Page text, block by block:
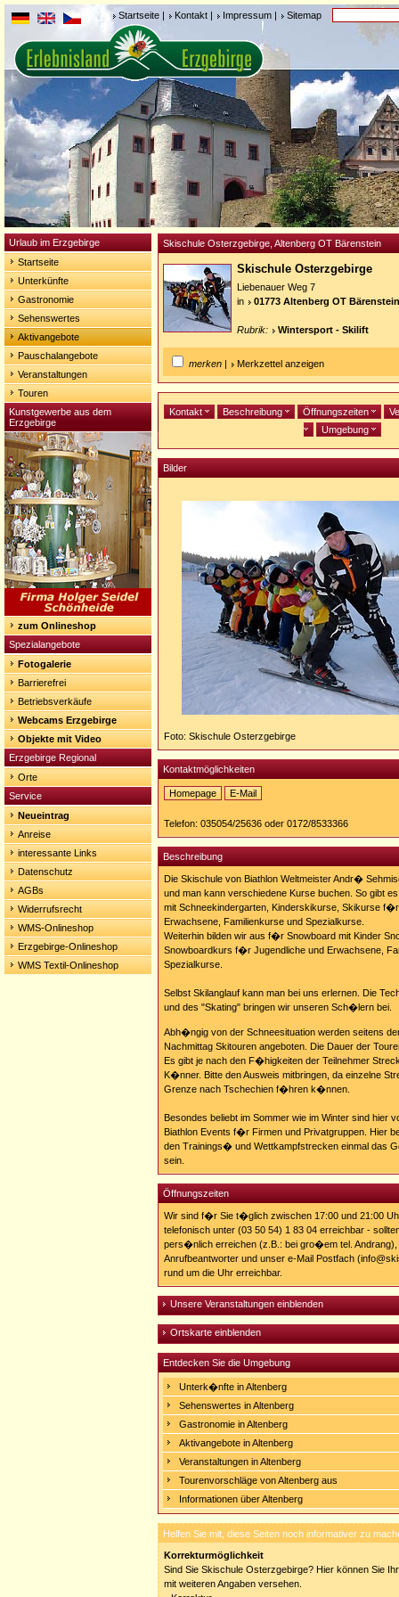
Startseite | Kontakt | Impressum | Sitemap
Urlaub im Erzgebirge
Startseite
Unterkünfte
Gastronomie
Sehenswertes
Aktivangebote
Pauschalangebote
Veranstaltungen
Touren
Kunstgewerbe aus dem
Erzgebirge
zum Onlineshop
Spezialangebote
Fotogalerie
Barrierefrei
Betriebsverkäufe
Webcams Erzgebirge
Objekte mit Video
Erzgebirge Regional
Orte
Service
Neueintrag
Anreise
interessante Links
Datenschutz
AGBs
Widerrufsrecht
WMS-Onlineshop
Erzgebirge-Onlineshop
WMS Textil-Onlineshop
Skischule Osterzgebirge, Altenberg OT Bärenstein
Skischule Osterzgebirge
Liebenauer Weg 7
in
01773 Altenberg OT Bärenstein
Rubrik: Wintersport - Skilift
merken | Merkzettel anzeigen
Kontakt Beschreibung Öffnungszeiten
Umgebung
Bilder
Foto: Skischule Osterzgebirge
Kontaktmöglichkeiten
Homepage
http://www.skischule-
osterzgebirge.de
E-Mail
Telefon: 035054/25636 oder 0172/8533366
Beschreibung
Die Skischule von Biathlon Weltmeister Andr�
und man kann verschiedene Kurse buchen. So gibt
mit Schneekindergarten, Kinderskikurse, Skikurse
Erwachsene, Familienkurse und Spezialkurse.
Weiterhin bilden wir aus f�r Snowboard mit Kinder
Snowboardkurs f�r Jugendliche und Erwachsene,
Spezialkurse.
Selbst Skilanglauf kann man bei uns erlernen. Die
und des "Skating" bringen wir unseren Sch�lern bei.
Abh�ngig von der Schneesituation werden seitens
Nachmittag Skitouren angeboten. Die Dauer der
Es gibt je nach den F�higkeiten der Teilnehmer
K�nner. Bitte den Ausweis mitbringen, da einzelne
Grenze nach Tschechien f�hren k�nnen.
Besondes beliebt im Sommer wie im Winter sind hier
Biathlon Events f�r Firmen und Privatgruppen. Hier
den Trainings� und Wettkampfstrecken einmal das
sein.
Öffnungszeiten
Wir sind f�r Sie t�glich zwischen 17:00 und 21:00
telefonisch unter (03 50 54) 1 83 04 erreichbar -
pers�nlich erreichen (z.B.: bei gro�em tel.
Anrufbeantworter und unser e-Mail Postfach
rund um die Uhr erreichbar.
Unsere Veranstaltungen einblenden
Ortskarte einblenden
Entdecken Sie die Umgebung
Unterk�nfte in Altenberg
Sehenswertes in Altenberg
Gastronomie in Altenberg
Aktivangebote in Altenberg
Veranstaltungen in Altenberg
Tourenvorschläge von Altenberg aus
Informationen über Altenberg
Helfen Sie mit, diese Seiten noch informativer zu
Korrekturmöglichkeit
Sind Sie Skischule Osterzgebirge? Hier können Sie
mit weiteren Angaben versehen.